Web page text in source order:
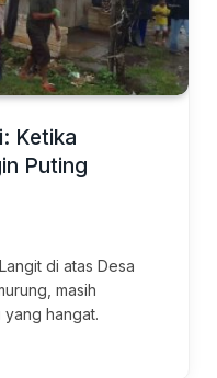
Ketika
Puting
di atas Desa
masih
hangat.